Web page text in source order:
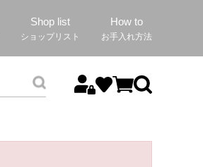
Shop list
ショップリスト
How to
お手入れ方法